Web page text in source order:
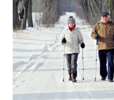
jäsenjärjestö.